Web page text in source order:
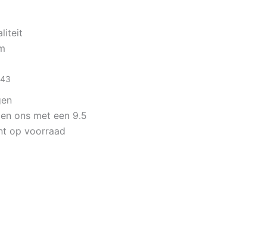
ons met een 9.5
op voorraad